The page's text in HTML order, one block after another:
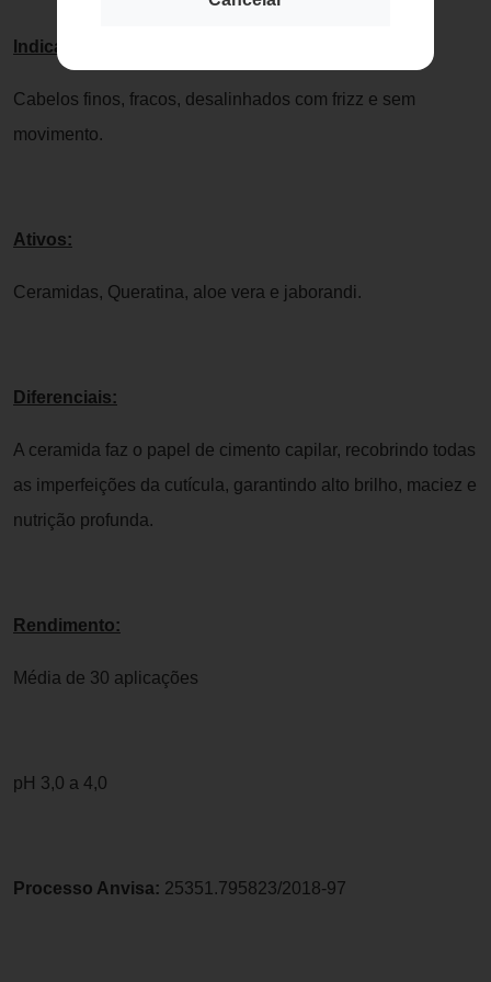
Indicação:
Cabelos finos, fracos, desalinhados com frizz e sem
movimento.
Ativos:
Ceramidas, Queratina, aloe vera e jaborandi.
Diferenciais:
A ceramida faz o papel de cimento capilar, recobrindo todas
as imperfeições da cutícula, garantindo alto brilho, maciez e
nutrição profunda.
Rendimento:
Média de 30 aplicações
pH 3,0 a 4,0
Processo Anvisa: 25351.795823/2018-97